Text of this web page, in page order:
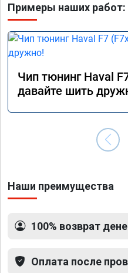
Примеры наших работ:
Чип тюнинг Haval
давайте шить
Наши преимущества
100% возврат
Оплата после